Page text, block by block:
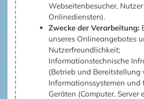
Webseitenbesucher,
Onlinediensten).
Zwecke der Verarbeitung:
unseres Onlineangebotes
Nutzerfreundlichkeit;
Informationstechnische
(Betrieb und Bereitstellung
Informationssystemen und
Geräten (Computer, Server